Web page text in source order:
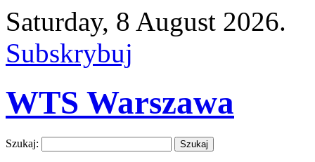
Saturday, 8 August 2026.
Subskrybuj
WTS Warszawa
Szukaj: